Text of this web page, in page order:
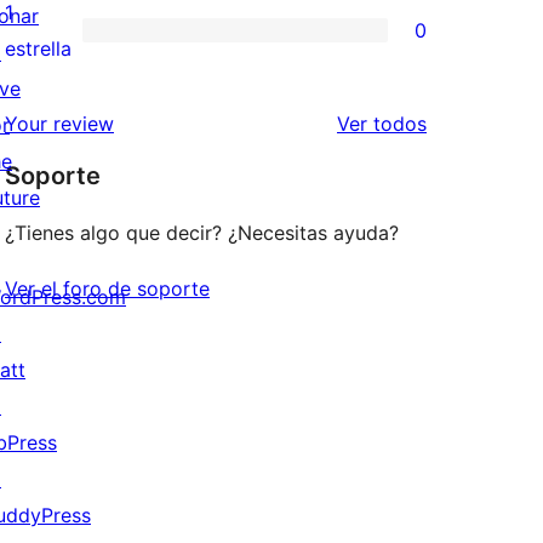
estrellas
valoraciones
de
estrellas
0
valoraciones
de
1
estrellas
1
estrella
0
Your review Ver todoslos
Soporte
¿Tienes algo que decir? ¿Necesitas ayuda?
Ver el foro de soporte